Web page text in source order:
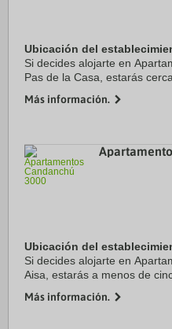
Ubicación del
Si decides alojarte en
Pas de la Casa, estarás
de la Casa y Estación de
Más información.
Ubicación del
Si decides alojarte en
Aisa, estarás a menos de
Además, este apartamento se
Más información.